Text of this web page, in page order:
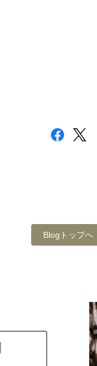
Blogトップへ